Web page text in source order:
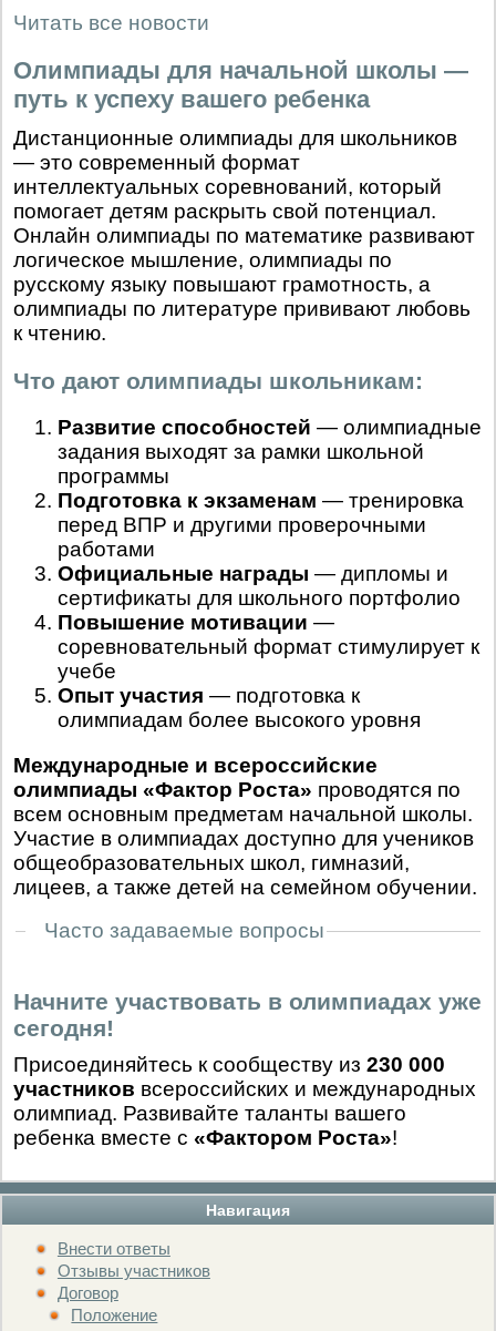
Навигация
Внести ответы
Отзывы участников
Договор
Положение
Читать все новости
Олимпиады для начальной школы —
путь к успеху вашего ребенка
Дистанционные олимпиады для школьников
— это современный формат
интеллектуальных соревнований, который
помогает детям раскрыть свой потенциал.
Онлайн олимпиады по математике развивают
логическое мышление, олимпиады по
русскому языку повышают грамотность, а
олимпиады по литературе прививают любовь
к чтению.
Что дают олимпиады школьникам:
Развитие способностей — олимпиадные
задания выходят за рамки школьной
программы
Подготовка к экзаменам — тренировка
перед ВПР и другими проверочными
работами
Официальные награды — дипломы и
сертификаты для школьного портфолио
Повышение мотивации —
соревновательный формат стимулирует к
учебе
Опыт участия — подготовка к
олимпиадам более высокого уровня
Международные и всероссийские
олимпиады «Фактор Роста» проводятся по
всем основным предметам начальной школы.
Участие в олимпиадах доступно для учеников
общеобразовательных школ, гимназий,
лицеев, а также детей на семейном обучении.
Часто задаваемые вопросы
Начните участвовать в олимпиадах уже
сегодня!
Присоединяйтесь к сообществу из 230 000
участников всероссийских и международных
олимпиад. Развивайте таланты вашего
ребенка вместе с «Фактором Роста»!